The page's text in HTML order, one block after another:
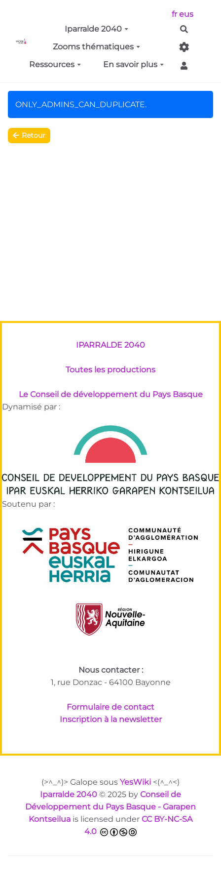
Iparralde 2040
Zooms thématiques
Ressources
En savoir plus
fr eus
ONLY_ADMINS_CAN_DUPLICATE.
Retour
IPARRALDE 2040
Toutes les productions
Le Conseil de développement du Pays Basque
Dynamisé par :
Soutenu par :
Nous contacter :
1, rue Donzac - 64100 Bayonne
Formulaire de contact
Inscription à la newsletter
(>^_^)> Galope sous YesWiki <(^_^<)
Iparralde 2040 © 2025 by Conseil de
Développement du Pays Basque - Garapen
Kontseilua is licensed under CC BY-NC-SA
4.0